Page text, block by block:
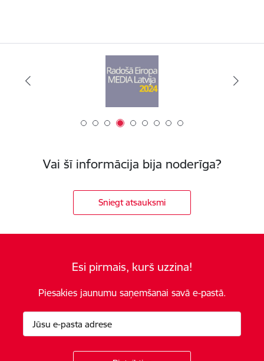
Vai šī informācija bija noderīga?
Sniegt atsauksmi
Esi pirmais, kurš uzzina!
Piesakies jaunumu saņemšanai savā e-pastā.